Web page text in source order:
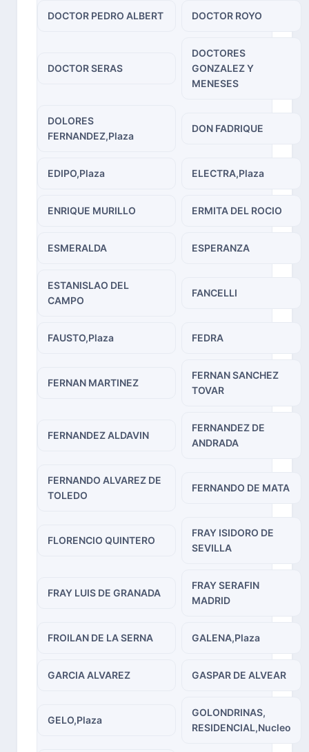
DOCTOR PEDRO ALBERT DOCTOR ROYO
DOCTOR SERAS
DOCTORES
GONZALEZ Y
MENESES
DOLORES
FERNANDEZ,Plaza
DON FADRIQUE
EDIPO,Plaza ELECTRA,Plaza
ENRIQUE MURILLO ERMITA DEL ROCIO
ESMERALDA ESPERANZA
ESTANISLAO DEL
CAMPO
FANCELLI
FAUSTO,Plaza FEDRA
FERNAN MARTINEZ
FERNAN SANCHEZ
TOVAR
FERNANDEZ ALDAVIN
FERNANDEZ DE
ANDRADA
FERNANDO ALVAREZ DE
TOLEDO
FERNANDO DE MATA
FLORENCIO QUINTERO
FRAY ISIDORO DE
SEVILLA
FRAY LUIS DE GRANADA
FRAY SERAFIN
MADRID
FROILAN DE LA SERNA GALENA,Plaza
GARCIA ALVAREZ GASPAR DE ALVEAR
GELO,Plaza
GOLONDRINAS,
RESIDENCIAL,Nucleo